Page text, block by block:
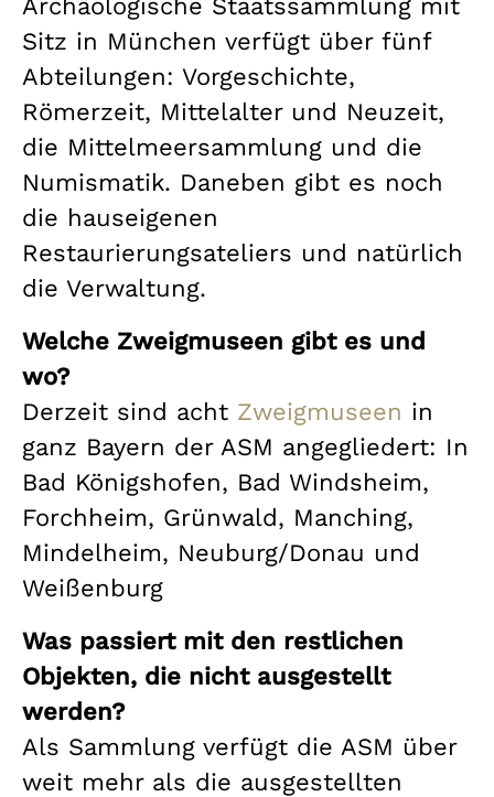
Archäologische Staatssammlung mit
Sitz in München verfügt über fünf
Abteilungen: Vorgeschichte,
Römerzeit, Mittelalter und Neuzeit,
die Mittelmeersammlung und die
Numismatik. Daneben gibt es noch
die hauseigenen
Restaurierungsateliers und natürlich
die Verwaltung.
Welche Zweigmuseen gibt es und
wo?
Derzeit sind acht Zweigmuseen in
ganz Bayern der ASM angegliedert: In
Bad Königshofen, Bad Windsheim,
Forchheim, Grünwald, Manching,
Mindelheim, Neuburg/Donau und
Weißenburg
Was passiert mit den restlichen
Objekten, die nicht ausgestellt
werden?
Als Sammlung verfügt die ASM über
weit mehr als die ausgestellten